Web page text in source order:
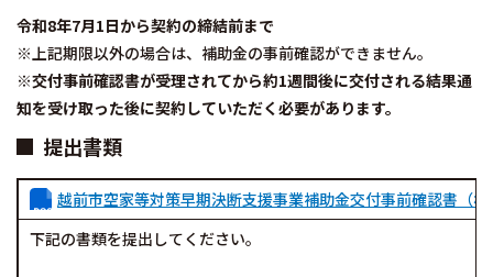
令和8年7月1日から契約の締結前まで
※上記期限以外の場合は、補助金の事前確認ができません。
※交付事前確認書が受理されてから約1週間後に交付される結果通
知を受け取った後に契約していただく必要があります。
提出書類
越前市空家等対策早期決断支援事業補助金交付事前確認書（
下記の書類を提出してください。